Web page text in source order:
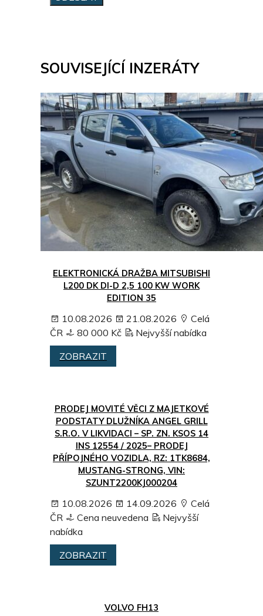
SOUVISEJÍCÍ INZERÁTY
ELEKTRONICKÁ DRAŽBA MITSUBISHI
L200 DK DI-D 2,5 100 KW WORK
EDITION 35
10.08.2026 21.08.2026
Celá
ČR
80 000 Kč
Nejvyšší nabídka
ZOBRAZIT
PRODEJ MOVITÉ VĚCI Z MAJETKOVÉ
PODSTATY DLUŽNÍKA ANGEL GRILL
S.R.O. V LIKVIDACI – SP. ZN. KSOS 14
INS 12554 / 2025– PRODEJ
PŘÍPOJNÉHO VOZIDLA, RZ: 1TK8684,
MUSTANG-STRONG, VIN:
SZUNT2200KJ000204
10.08.2026 14.09.2026
Celá
ČR
Cena neuvedena
Nejvyšší
nabídka
ZOBRAZIT
VOLVO FH13